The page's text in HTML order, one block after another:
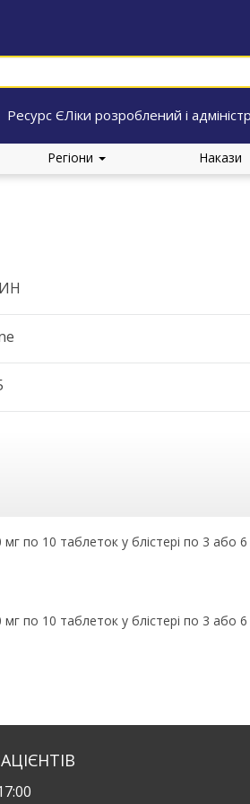
Ресурс ЄЛіки розроблений і
Регіони Накази
по 10 таблеток у блістері по 3 або 6
по 10 таблеток у блістері по 3 або 6